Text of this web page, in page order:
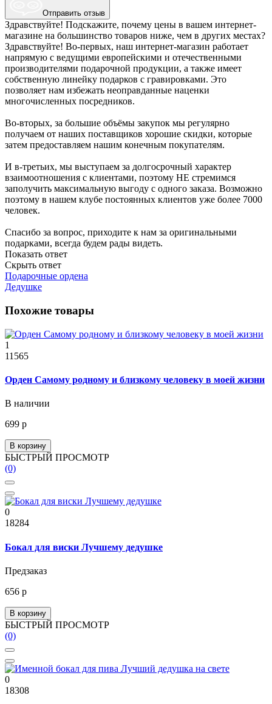
Отправить отзыв
Здравствуйте! Подскажите, почему цены в вашем интернет-
магазине на большинство товаров ниже, чем в других местах?
Здравствуйте! Во-первых, наш интернет-магазин работает
напрямую с ведущими европейскими и отечественными
производителями подарочной продукции, а также имеет
собственную линейку подарков с гравировками. Это
позволяет нам избежать неоправданные наценки
многочисленных посредников.
Во-вторых, за большие объёмы закупок мы регулярно
получаем от наших поставщиков хорошие скидки, которые
затем предоставляем нашим конечным покупателям.
И в-третьих, мы выступаем за долгосрочный характер
взаимоотношения с клиентами, поэтому НЕ стремимся
заполучить максимальную выгоду с одного заказа. Возможно
поэтому в нашем клубе постоянных клиентов уже более 7000
человек.
Спасибо за вопрос, приходите к нам за оригинальными
подарками, всегда будем рады видеть.
Показать ответ
Скрыть ответ
Подарочные ордена
Дедушке
Похожие товары
1
11565
Орден Самому родному и близкому человеку в моей жизни
В наличии
699 р
В корзину
БЫСТРЫЙ ПРОСМОТР
(0)
0
18284
Бокал для виски Лучшему дедушке
Предзаказ
656 р
В корзину
БЫСТРЫЙ ПРОСМОТР
(0)
0
18308